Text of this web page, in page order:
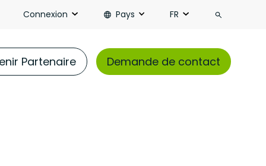
Connexion Pays FR
Partenaire​ Demande de contact